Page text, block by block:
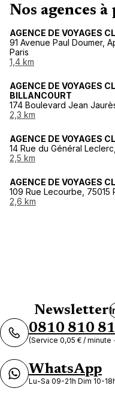
Nos agences
AGENCE DE VOYAGES
91 Avenue Paul Doumer,
Paris
1,4 km
AGENCE DE VOYAGES
BILLANCOURT
174 Boulevard Jean
2,3 km
AGENCE DE VOYAGES
14 Rue du Général
2,5 km
AGENCE DE VOYAGES
109 Rue Lecourbe, 75015
2,6 km
Newsletter
0810 810
(Service 0,05 € / minute
WhatsApp
Lu-Sa 09-21h Dim 10-